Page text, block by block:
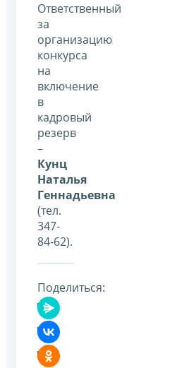
Ответственный
за
организацию
конкурса
на
включение
в
кадровый
резерв
–
Кунц
Наталья
Геннадьевна
(тел.
347-
84-62).
Поделиться: